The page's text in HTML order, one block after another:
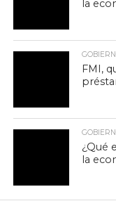
la
FMI,
¿Qué
la